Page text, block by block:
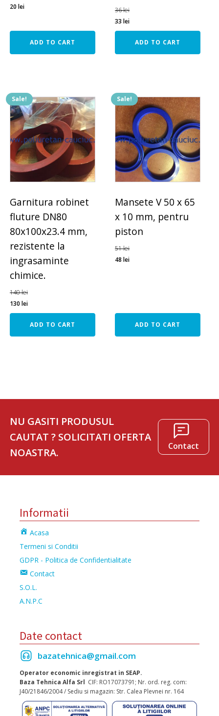
20 lei
ADD TO CART
36lei
33lei
ADD TO CART
Sale!
Garnitura robinet
fluture DN80
80x100x23.4 mm,
rezistente la
ingrasaminte
chimice.
140lei
130 lei
ADD TO CART
Sale!
Mansete V 50 x 65
x 10 mm, pentru
piston
51lei
48lei
ADD TO CART
NU GASITI PRODUSUL
CAUTAT ? SOLICITATI OFERTA
NOASTRA.
Contact
Informatii
Acasa
Termeni si Conditii
GDPR - Politica de Confidentialitate
Contact
S.O.L.
A.N.P.C
Date contact
bazatehnica@gmail.com
Operator economic inregistrat in SEAP.
Baza Tehnica Alfa Srl CIF: RO17073791; Nr. ord. reg. com:
J40/21846/2004 / Sediu si magazin: Str. Calea Plevnei nr. 164